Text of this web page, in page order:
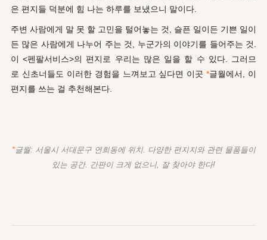
은 편지들 덕분에 힘 나는 하루를 보냈으니 말이다.
주변 사람에게 말 못 할 고민을 털어놓는 것, 슬픈 일이든 기쁜 일이
든 많은 사람에게 나누어 주는 것, 누군가의 이야기를 들어주는 것.
이 <펜팔서비스>의 편지로 우리는 많은 일을 할 수 있다. 그러므
로 신초너들도 이러한 경험을 느껴보고 싶다면 이곳 *글월에서, 이
편지를 쓰는 걸 추천해본다.
*글월: 서울시 서대문구 연희동에 위치. 다양한 편지지와 관련 물품들이
있는 공간. 간판이 크게 없으니, 잘 찾아야 한다!